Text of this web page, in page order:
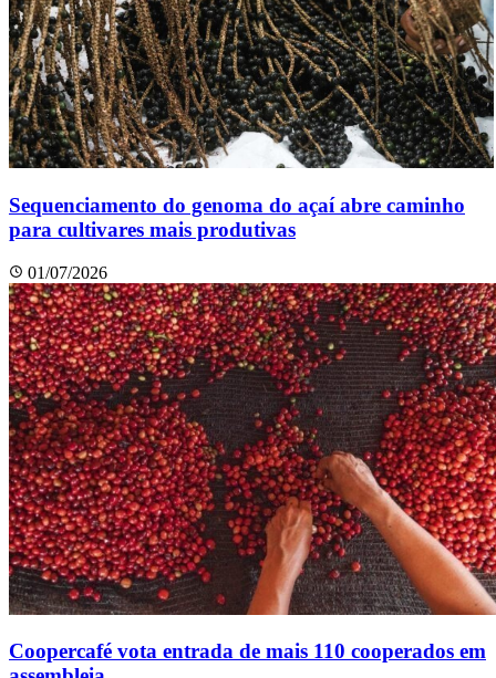
Sequenciamento do genoma do açaí abre caminho
para cultivares mais produtivas
01/07/2026
Coopercafé vota entrada de mais 110 cooperados em